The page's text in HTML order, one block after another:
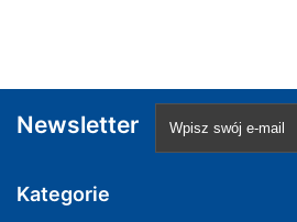
Newsletter
Kategorie